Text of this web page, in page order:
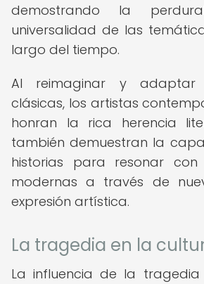
demostrando la
universalidad de las
largo del tiempo.
Al reimaginar y adaptar
clásicas, los artistas
honran la rica herencia
también demuestran la
historias para resonar con
modernas a través de
expresión artística.
La tragedia en la
La influencia de la